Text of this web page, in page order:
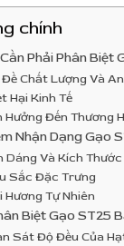
chính
Phải Phân Biệt
Chất Lượng Và
Hại Kinh Tế
Hưởng Đến Thương
Nhận Dạng Gạo
Dáng Và Kích
Sắc Đặc Trưng
Hương Tự Nhiên
Biệt Gạo ST25
Sát Độ Đều Của